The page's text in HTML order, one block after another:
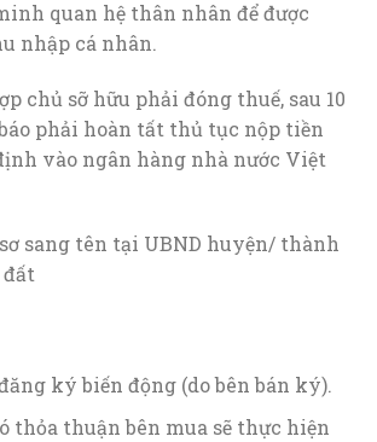
quan hệ thân nhân để được
nhập cá nhân.
chủ sỡ hữu phải đóng thuế, sau 10
phải hoàn tất thủ tục nộp tiền
vào ngân hàng nhà nước Việt
sang tên tại UBND huyện/ thành
đất
ký biến động (do bên bán ký).
thỏa thuận bên mua sẽ thực hiện